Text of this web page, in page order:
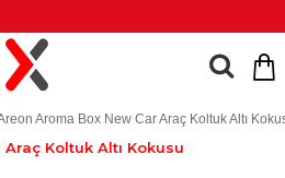
Aroma Box New Car Araç Koltuk Altı
Koltuk Altı Kokusu